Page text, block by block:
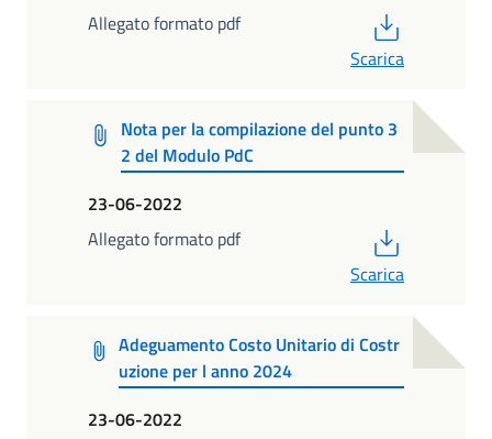
Allegato formato pdf
Scarica
Nota per la compilazione del punto 3
2 del Modulo PdC
23-06-2022
Allegato formato pdf
Scarica
Adeguamento Costo Unitario di Costr
uzione per l anno 2024
23-06-2022